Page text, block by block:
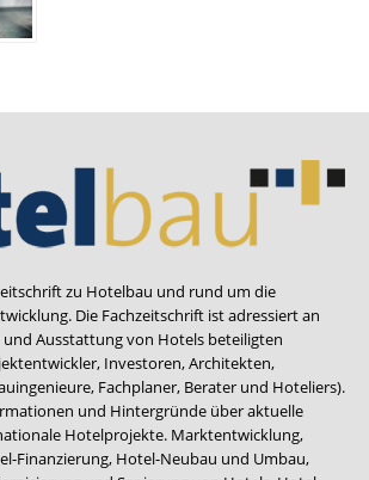
zu Hotelbau und rund um die
Die Fachzeitschrift ist adressiert an
und Ausstattung von Hotels beteiligten
Investoren, Architekten,
Fachplaner, Berater und Hoteliers).
und Hintergründe über aktuelle
Hotelprojekte. Marktentwicklung,
Finanzierung, Hotel-Neubau und Umbau,